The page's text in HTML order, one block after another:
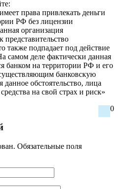
права привлекать деньги
РФ без лицензии
организация
представительство
также подпадает под действие
самом деле фактически данная
банком на территории РФ и его
банковскую
данное обстоятельство, лица
на свой страх и риск»
0
Обязательные поля